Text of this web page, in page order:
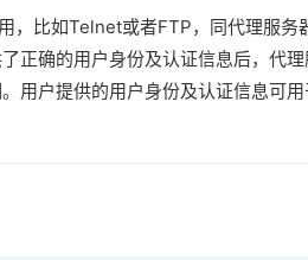
比如Telnet或者FTP，同代理服务
正确的用户身份及认证信息后，代
用户提供的用户身份及认证信息可